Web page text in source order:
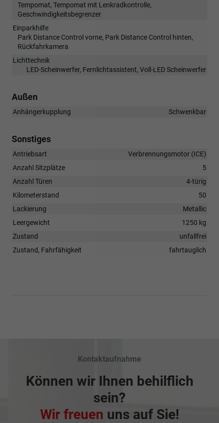
Tempomat, Tempomat mit Lenkradkontrolle,
Geschwindigkeitsbegrenzer
Einparkhilfe
Park Distance Control vorne, Park Distance Control hinten,
Rückfahrkamera
Lichttechnik
LED-Scheinwerfer, Fernlichtassistent, Voll-LED Scheinwerfer
Außen
Anhängerkupplung Schwenkbar
Sonstiges
Antriebsart
Verbrennungsmotor (ICE)
Anzahl Sitzplätze
5
Anzahl Türen
4-türig
Kilometerstand
50
Lackierung
Metallic
Leergewicht
1250 kg
Zustand
unfallfrei
Zustand, Fahrfähigkeit
fahrtauglich
Kontaktaufnahme
Können wir Ihnen behilflich
sein?
Wir freuen uns auf Sie!